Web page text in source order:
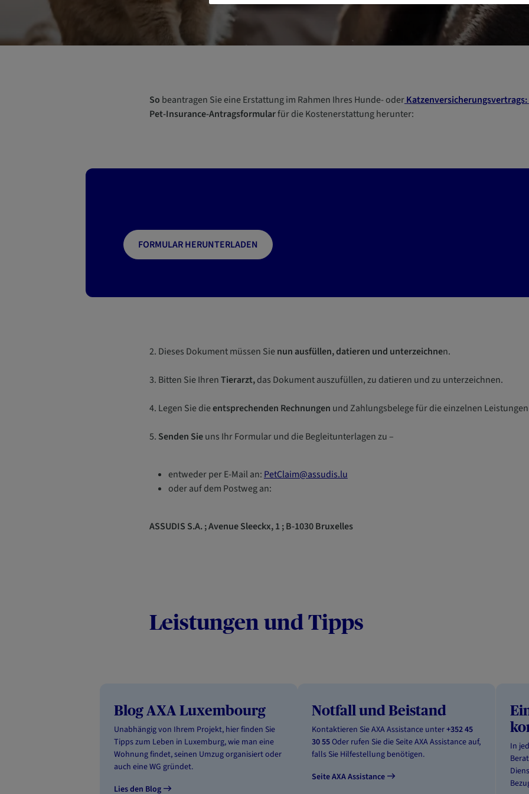
So beantragen Sie eine Erstattung im Rahmen Ihres Hunde- oderKatzenversicherungsvertrags:
Pet-Insurance-Antragsformularfür die Kostenerstattung herunter:
FORMULAR HERUNTERLADEN
2. Dieses Dokument müssen Sienun ausfüllen, datieren und unterzeichnen.
3. Bitten Sie IhrenTierarzt,das Dokument auszufüllen, zu datieren und zu unterzeichnen.
4. Legen Sie dieentsprechenden Rechnungen und Zahlungsbelege für die einzelnen
5. Senden Sieuns Ihr Formular und die Begleitunterlagen zu –
entweder per E-Mail an: PetClaim@assudis.lu
oder auf dem Postweg an:
ASSUDIS S.A. ; Avenue Sleeckx, 1 ; B-1030 Bruxelles
Leistungen und Tipps
Blog AXA Luxembourg
Unabhängig von Ihrem Projekt, hier finden Sie
Tipps zum Leben in Luxemburg, wie man eine
Wohnung findet, seinen Umzug organisiert oder
auch eine WG gründet.
Lies den Blog
Notfall und Beistand
Kontaktieren Sie AXA Assistance unter+352 45
30 55Oder rufen Sie die Seite AXA Assistance auf,
falls Sie Hilfestellung benötigen.
Seite AXA Assistance
In